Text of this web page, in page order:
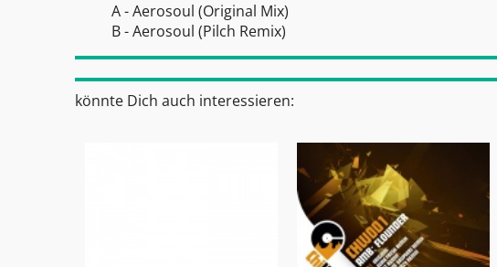
A - Aerosoul (Original Mix)
B - Aerosoul (Pilch Remix)
könnte Dich auch interessieren: